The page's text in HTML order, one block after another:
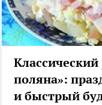
Классический
поляна»:
и быстрый